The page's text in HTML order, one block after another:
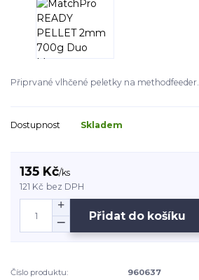
Připrvané vlhčené peletky na methodfeeder.
Dostupnost Skladem
135 Kč/ks
121 Kč bez DPH
Přidat do košíku
Číslo produktu:
960637